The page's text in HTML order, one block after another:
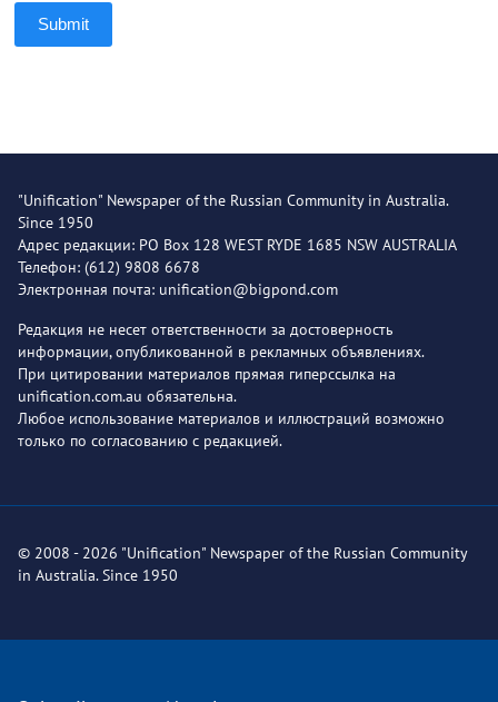
Submit
"Unification" Newspaper of the Russian Community in Australia.
Since 1950
Адрес редакции: PO Box 128 WEST RYDE 1685 NSW AUSTRALIA
Телефон: (612) 9808 6678
Электронная почта: unification@bigpond.com
Редакция не несет ответственности за достоверность
информации, опубликованной в рекламных объявлениях.
При цитировании материалов прямая гиперссылка на
unification.com.au обязательна.
Любое использование материалов и иллюстраций возможно
только по согласованию с редакцией.
© 2008 - 2026 "Unification" Newspaper of the Russian Community
in Australia. Since 1950